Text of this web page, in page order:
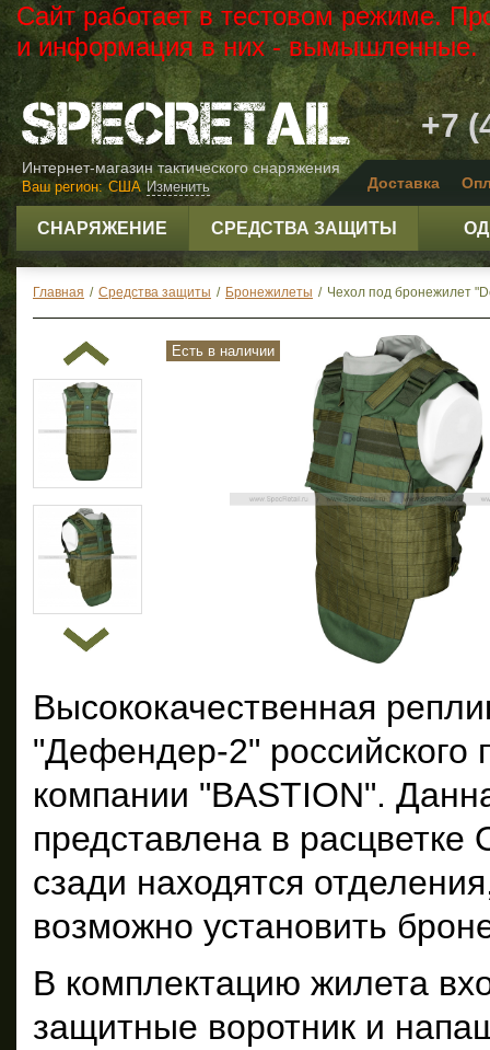
Сайт работает в тестовом режиме.
и информация в них - вымышленные.
Интернет-магазин тактического снаряжения
+7
Доставка
Изменить
Ваш регион: США
СНАРЯЖЕНИЕ СРЕДСТВА ЗАЩИТЫ
Главная / Средства защиты / Бронежилеты / Чехол под бронежилет
Есть в наличии
Высококачественная
"Дефендер-2" российского
компании "BASTION".
представлена в
сзади находятся
возможно установить
В комплектацию жилета
защитные воротник и